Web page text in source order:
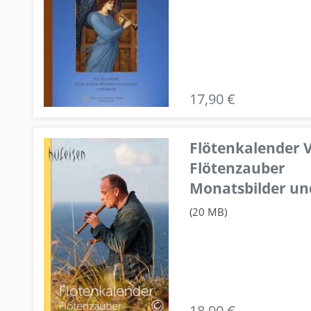
17,90 €
Flötenkalender
Flötenzauber
Monatsbilder
(20 MB)